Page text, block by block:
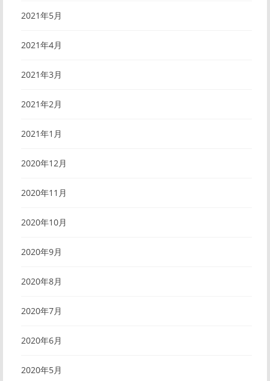
2021年5月
2021年4月
2021年3月
2021年2月
2021年1月
2020年12月
2020年11月
2020年10月
2020年9月
2020年8月
2020年7月
2020年6月
2020年5月